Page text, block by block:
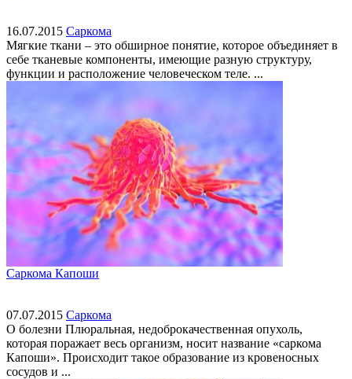
16.07.2015 Саркома
Мягкие ткани – это обширное понятие, которое объединяет в
себе тканевые компоненты, имеющие разную структуру,
функции и расположение человеческом теле. ...
Саркома Капоши
07.07.2015 Саркома
О болезни Плюральная, недоброкачественная опухоль,
которая поражает весь организм, носит название «саркома
Капоши». Происходит такое образование из кровеносных
сосудов и ...